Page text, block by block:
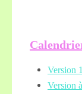
Version 1
Version